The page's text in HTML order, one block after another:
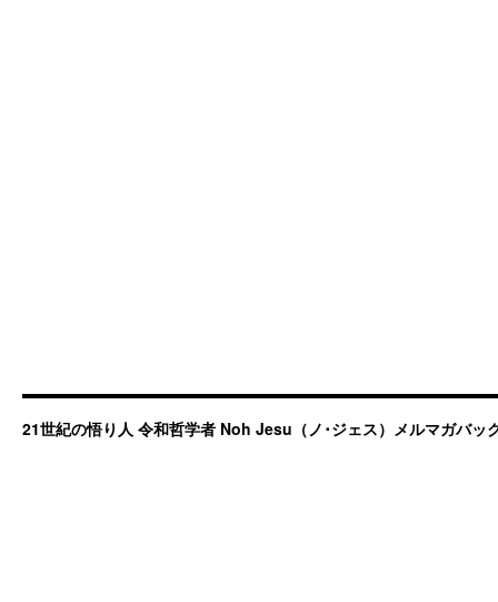
21世紀の悟り人 令和哲学者 Noh Jesu（ノ･ジェス）メルマガバッ